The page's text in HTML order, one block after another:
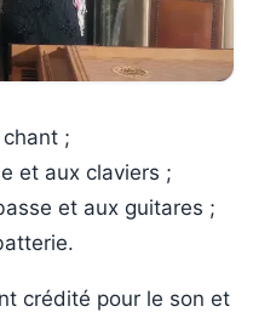
;
et aux claviers ;
et aux guitares ;
crédité pour le son et